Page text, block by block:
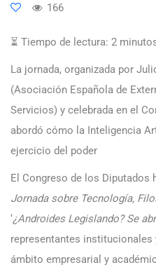
166
⏳ Tiempo de lectura: 2
La jornada, organizada por
(Asociación Española de
Servicios) y celebrada en el
abordó cómo la Inteligencia
ejercicio del poder
El Congreso de los Diputados
Jornada sobre Tecnología,
‘¿Androides Legislando? Se
representantes institucionales
ámbito empresarial y